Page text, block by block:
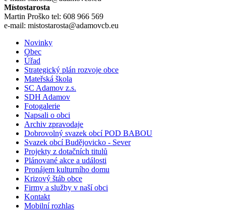
Místostarosta
Martin Proško tel: 608 966 569
e-mail: mistostarosta@adamovcb.eu
Novinky
Obec
Úřad
Strategický plán rozvoje obce
Mateřská škola
SC Adamov z.s.
SDH Adamov
Fotogalerie
Napsali o obci
Archiv zpravodaje
Dobrovolný svazek obcí POD BABOU
Svazek obcí Budějovicko - Sever
Projekty z dotačních titulů
Plánované akce a události
Pronájem kulturního domu
Krizový štáb obce
Firmy a služby v naší obci
Kontakt
Mobilní rozhlas